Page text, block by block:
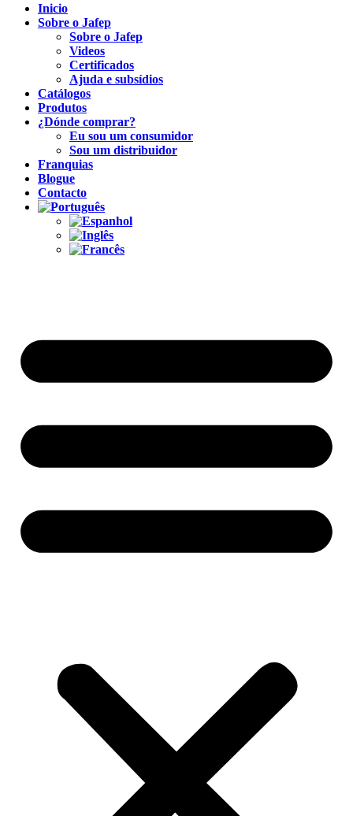
Inicio
Sobre o Jafep
Sobre o Jafep
Videos
Certificados
Ajuda e subsídios
Catálogos
Produtos
¿Dónde comprar?
Eu sou um consumidor
Sou um distribuidor
Franquias
Blogue
Contacto